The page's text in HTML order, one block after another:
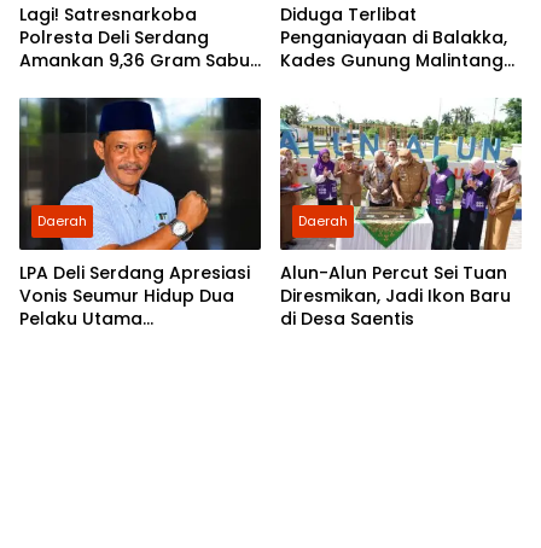
Lagi! Satresnarkoba
Polresta Deli Serdang
Amankan 9,36 Gram Sabu
Diduga Terlibat
Penganiayaan di Balakka,
Kades Gunung Malintang
Bupati Palas Ambil Sikap
Daerah
LPA Deli Serdang Apresiasi
Vonis Seumur Hidup Dua
Pelaku Utama
Daerah
Alun-Alun Percut Sei Tuan
Diresmikan, Jadi Ikon Baru
di Desa Saentis